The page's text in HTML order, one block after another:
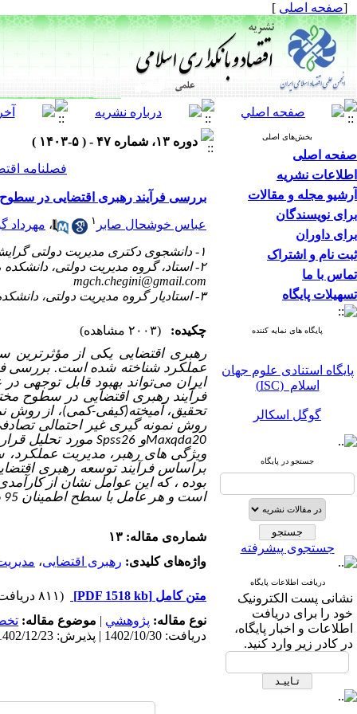
[صفحه اصلی ]
بخش‌های اصلی
صفحه اصلی
اطلاعات نشریه
آرشیو مجله و مقالات
برای نویسندگان
برای داوران
ثبت نام و اشتراک
تماس با ما
تسهیلات پایگاه
پایگاه های نمایه کننده
پایگاه استنادی علوم جهان
اسلام (ISC)
گوگل اسکالر
نورمگز
سیویلیکا
پایگاه استنادی علوم جهان
اسلام (ISC)
گوگل اسکالر
مگ ایران
جستجو در پایگاه
جستجوی پیشرفته
دریافت اطلاعات پایگاه
نشانی پست الکترونیک
خود را برای دریافت
اطلاعات و اخبار پایگاه،
در کادر زیر وارد کنید.
دوره ۱۳، شماره ۴۷ - ( ۵-۱۴۰۳ )
فصلنامه
بررسی فرآیند رهبری اقتضایی در سطوح
عباس خوشحال صابر ۱ ، مهرداد
۱- دانشجوی دکتری مدیریت دولتی گرایش منابع انسانی، واحد رشت ،دانشگاه آزاد اسلامی ، رشت ، ایران
۲- استاد، گروه مدیریت دولتی، دانشکده مدیریت و حسابداری،واحد رشت، دانشگاه آزاد اسلامی، رشت، ایران (نویسنده مسئول) ،
mgch.chegini@gmail.com
۳- استادیار گروه مدیریت دولتی، دانشکده مدیریت و حسابداری،واحد رشت، دانشگاه آزاد اسلامی، رشت، ایران
چکیده:
(۲۰۰۳ مشاهده)
رهبری اقتضایی یکی از
عملکرد شناخته شده است. بررسی
ایران می‌تواند بهبود قابل توجهی
فرآیند رهبری اقتضایی در سطوح
تحقیق، آمیخته(کیفی-کمی)، از
روش نمونه گیری غیر احتمالی تصادفی در اختیار 125 نفر از مدیران بانک ملی
Maxqda20و Spss26 مورد تحلیل
ویژگی های رهبر، مدیریت عملکرد،
براساس فرآیند توسعه رهبری
بوده ، که این عوامل نشان از
است و هر عامل با سطح اطمینان 95 درصد مورد تایید واقع شده است.
شماره‌ی مقاله: ۱۳
واژه‌های کلیدی: رهبری اقتضایی،
متن کامل [PDF 1518 kb]
(۸۱۱ دریافت)
نوع مقاله: پژوهشي | موضوع مقاله:
دریافت: 1402/10/30 | پذیرش: 1402/12/23 | انتشار: 1403/5/10